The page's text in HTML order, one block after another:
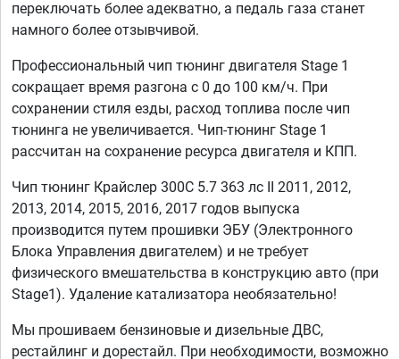
переключать более адекватно, а педаль газа станет
намного более отзывчивой.
Профессиональный чип тюнинг двигателя Stage 1
сокращает время разгона с 0 до 100 км/ч. При
сохранении стиля езды, расход топлива после чип
тюнинга не увеличивается. Чип-тюнинг Stage 1
рассчитан на сохранение ресурса двигателя и КПП.
Чип тюнинг Крайслер 300С 5.7 363 лс II 2011, 2012,
2013, 2014, 2015, 2016, 2017 годов выпуска
производится путем прошивки ЭБУ (Электронного
Блока Управления двигателем) и не требует
физического вмешательства в конструкцию авто (при
Stage1). Удаление катализатора необязательно!
Мы прошиваем бензиновые и дизельные ДВС,
рестайлинг и дорестайл. При необходимости, возможно